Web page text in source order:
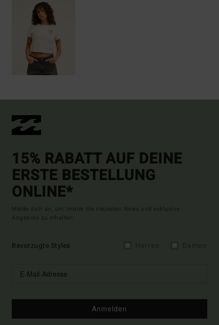
15% RABATT AUF DEINE
ERSTE BESTELLUNG
ONLINE*
Melde dich an, um immer die neuesten News und exklusive
Angebote zu erhalten.
Bevorzugte Styles
Anmelden